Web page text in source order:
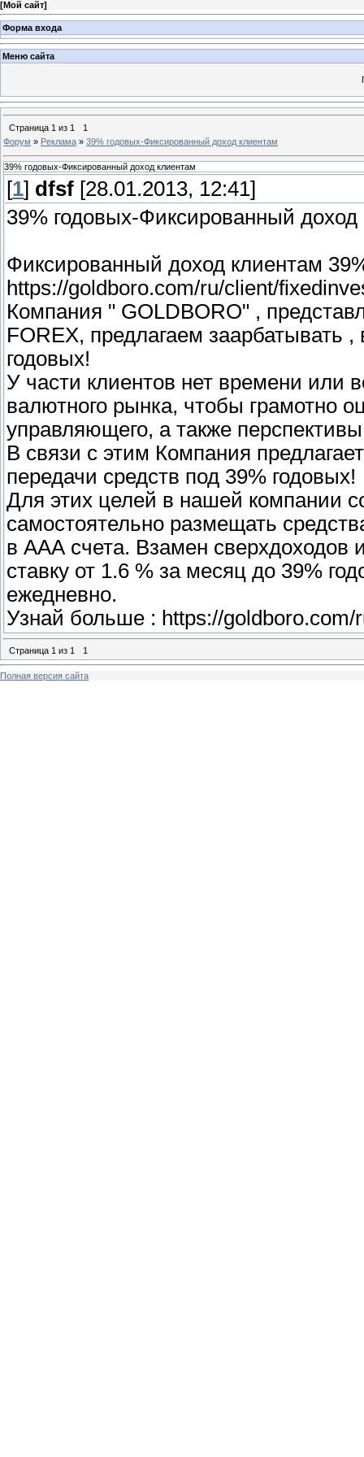
[Мой сайт]
Форма входа
Меню сайта
Страница 1 из 1
1
Форум » Реклама » 39% годовых-Фиксированный доход клиентам
39% годовых-Фиксированный доход клиентам
[1] dfsf [28.01.2013, 12:41]
39% годовых-Фиксированный доход
Фиксированный доход клиентам
https://goldboro.com/ru/client/
Компания " GOLDBORO" ,
FOREX, предлагаем заарбатывать
годовых!
У части клиентов нет времени или
валютного рынка, чтобы грамотно
управляющего, а также
В связи с этим Компания
передачи средств под 39% годовых!
Для этих целей в нашей компании
самостоятельно размещать
в ААА счета. Взамен сверхдоходов
ставку от 1.6 % за месяц до 39%
ежедневно.
Узнай больше : https://
Страница 1 из 1 1
Полная версия сайта